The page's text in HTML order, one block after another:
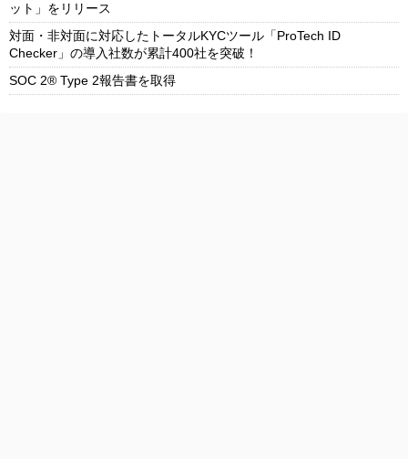
ット」をリリース
対面・非対面に対応したトータルKYCツール「ProTech ID
Checker」の導入社数が累計400社を突破！
SOC 2® Type 2報告書を取得